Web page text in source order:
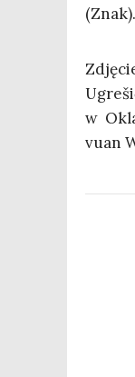
(Znak).
w
vu­an